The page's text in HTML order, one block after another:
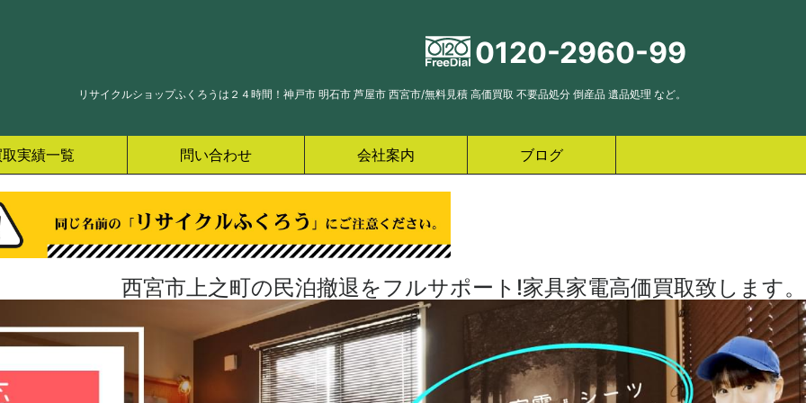
0120-2960-99
リサイクルショップふくろうは２４時間！神戸市 明石市 芦屋市 西宮市/無料見積 高価買取 不要品処分 倒産品 遺品処理 など。
実績一覧 問い合わせ 会社案内 ブログ
西宮市上之町の民泊撤退をフルサポート!家具家電高価買取致します。